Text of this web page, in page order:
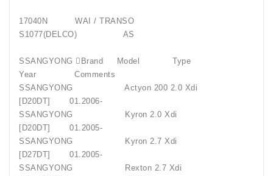
17040N WAI / TRANSO
S1077(DELCO) AS
SSANGYONG Brand Model Type
Year Comments
SSANGYONG Actyon 200 2.0 Xdi
[D20DT] 01.2006-
SSANGYONG Kyron 2.0 Xdi
[D20DT] 01.2005-
SSANGYONG Kyron 2.7 Xdi
[D27DT] 01.2005-
SSANGYONG Rexton 2.7 Xdi